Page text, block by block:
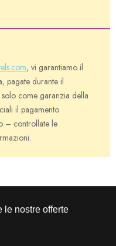
, vi garantiamo il
pagate durante il
come garanzia della
il pagamento
– controllate le
le nostre offerte